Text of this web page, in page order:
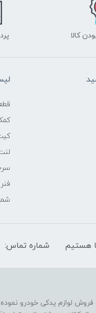
کالا
شماره تماس:
فروش لوازم یدکی خودرو